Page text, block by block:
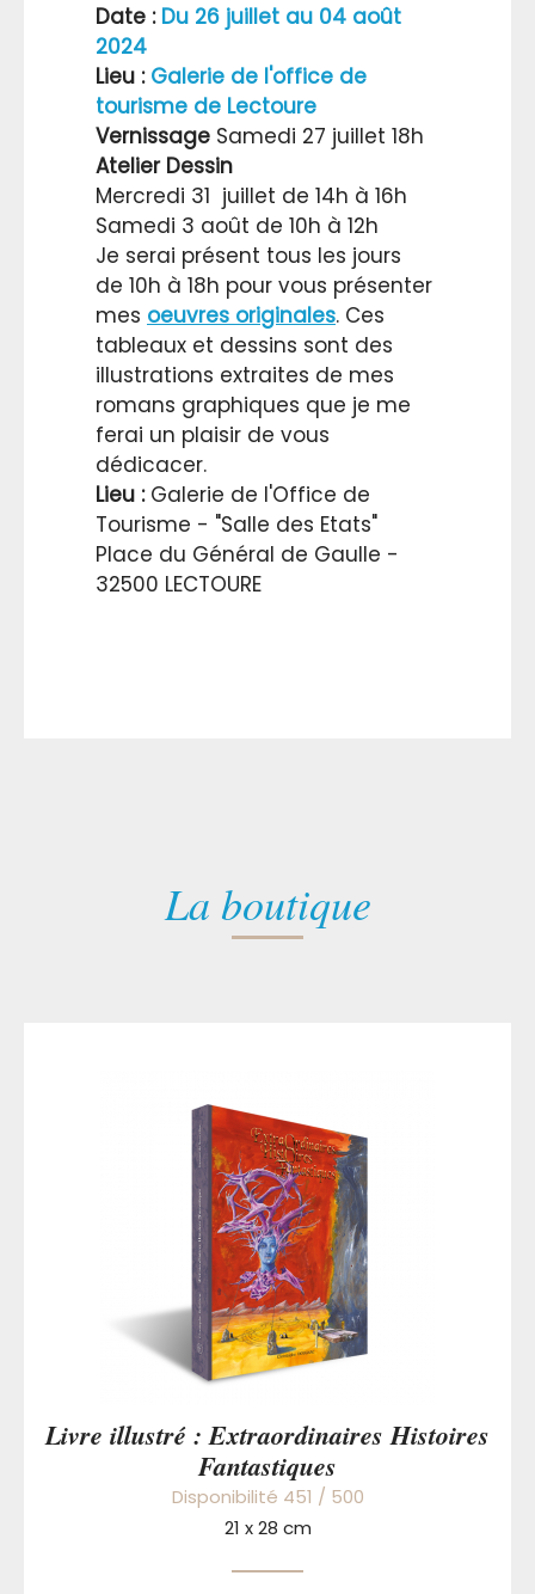
Date : Du 26 juillet au 04 août
2024
Lieu : Galerie de l'office de
tourisme de Lectoure
Vernissage Samedi 27 juillet 18h
Atelier Dessin
Mercredi 31 juillet de 14h à 16h
Samedi 3 août de 10h à 12h
Je serai présent tous les jours
de 10h à 18h pour vous présenter
mes oeuvres originales. Ces
tableaux et dessins sont des
illustrations extraites de mes
romans graphiques que je me
ferai un plaisir de vous
dédicacer.
Lieu : Galerie de l'Office de
Tourisme - "Salle des Etats"
Place du Général de Gaulle -
32500 LECTOURE
La boutique
Livre illustré : Extraordinaires Histoires
Fantastiques
Disponibilité 451 / 500
21 x 28 cm